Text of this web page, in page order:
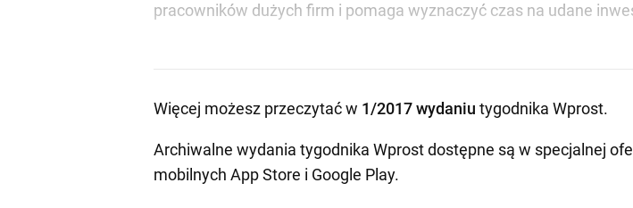
pracowników dużych firm i pomaga wyznaczyć czas na udane
Więcej możesz przeczytać w 1/2017 wydaniu tygodnika Wprost.
Archiwalne wydania tygodnika Wprost dostępne są w specjalnej
mobilnych App Store i Google Play.